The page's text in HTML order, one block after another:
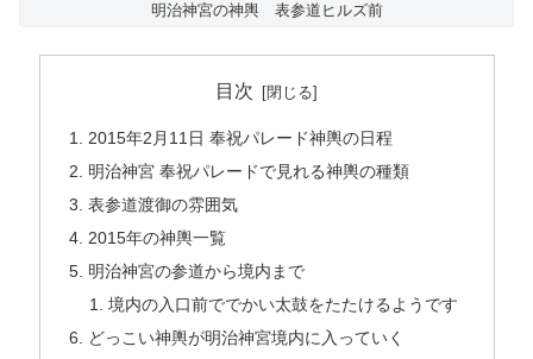
明治神宮の神輿 表参道ヒルズ前
目次
2015年2月11日 奉祝パレード神輿の日程
明治神宮 奉祝パレードで見れる神輿の種類
表参道渡御の雰囲気
2015年の神輿一覧
明治神宮の参道から境内まで
境内の入口前ででかい太鼓をたたけるようです
どっこい神輿が明治神宮境内に入っていく